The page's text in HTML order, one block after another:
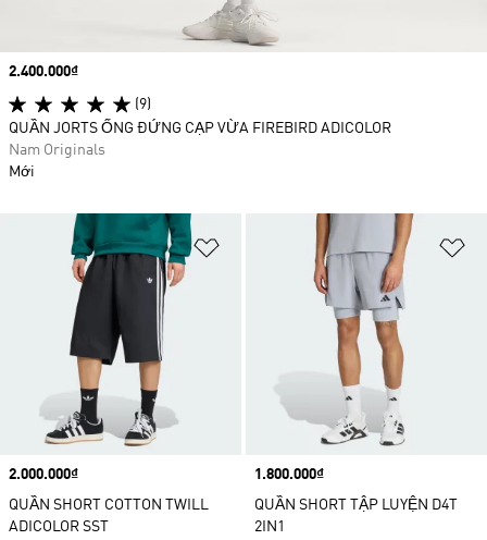
Add to Wishlist
Price
2.000.000₫
QUẦN SHORT COTTON TWILL
ADICOLOR SST
Price
1.800.000₫
QUẦN SHORT TẬP LUYỆN D4T
2IN1
Price
2.400.000₫
(9)
QUẦN JORTS ỐNG ĐỨNG CẠP VỪA FIREBIRD ADICOLOR
Nam Originals
Mới